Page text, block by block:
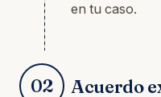
en tu caso.
02 Acuerdo